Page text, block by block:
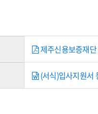
제주신용보증재
(서식)입사지원서